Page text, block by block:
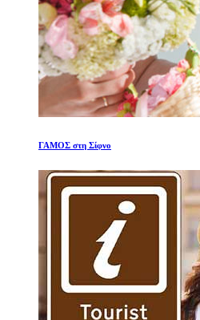
ΓΑΜΟΣ στη Σίφνο